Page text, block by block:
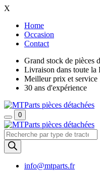
X
Home
Occasion
Contact
Grand stock de pièces
Livraison dans toute la
Meilleur prix et service
30 ans d'expérience
0
Recherche
de
produits
info@mtparts.fr